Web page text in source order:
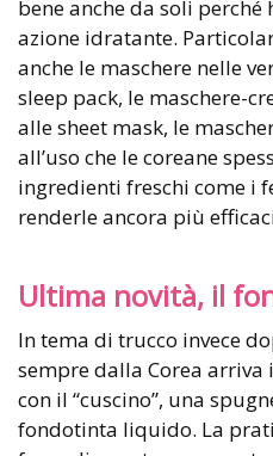
bene anche da soli perché
azione idratante.
anche le maschere nelle
sleep pack, le maschere-
alle sheet mask, le
all’uso che le coreane
ingredienti freschi come i
renderle ancora più
Ultima novità, il
In tema di trucco invece
sempre dalla Corea
con il “cuscino”, una
fondotinta liquido. La